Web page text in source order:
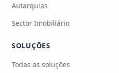
Autarquias
Sector Imobiliário
SOLUÇÕES
Todas as soluções